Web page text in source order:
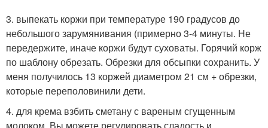
3. выпекать коржи при температуре 190 градусов до
небольшого зарумянивания (примерно 3-4 минуты. Не
передержите, иначе коржи будут суховаты. Горячий корж
по шаблону обрезать. Обрезки для обсыпки сохранить. У
меня получилось 13 коржей диаметром 21 см + обрезки,
которые переполовинили дети.
4. для крема взбить сметану с вареным сгущенным